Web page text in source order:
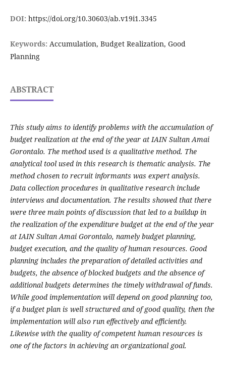
DOI: https://doi.org/10.30603/ab.v19i1.3345
Keywords: Accumulation, Budget Realization, Good
Planning
ABSTRACT
This study aims to identify problems with the accumulation of
budget realization at the end of the year at IAIN Sultan Amai
Gorontalo. The method used is a qualitative method. The
analytical tool used in this research is thematic analysis. The
method chosen to recruit informants was expert analysis.
Data collection procedures in qualitative research include
interviews and documentation. The results showed that there
were three main points of discussion that led to a buildup in
the realization of the expenditure budget at the end of the year
at IAIN Sultan Amai Gorontalo, namely budget planning,
budget execution, and the quality of human resources. Good
planning includes the preparation of detailed activities and
budgets, the absence of blocked budgets and the absence of
additional budgets determines the timely withdrawal of funds.
While good implementation will depend on good planning too,
if a budget plan is well structured and of good quality, then the
implementation will also run effectively and efficiently.
Likewise with the quality of competent human resources is
one of the factors in achieving an organizational goal.